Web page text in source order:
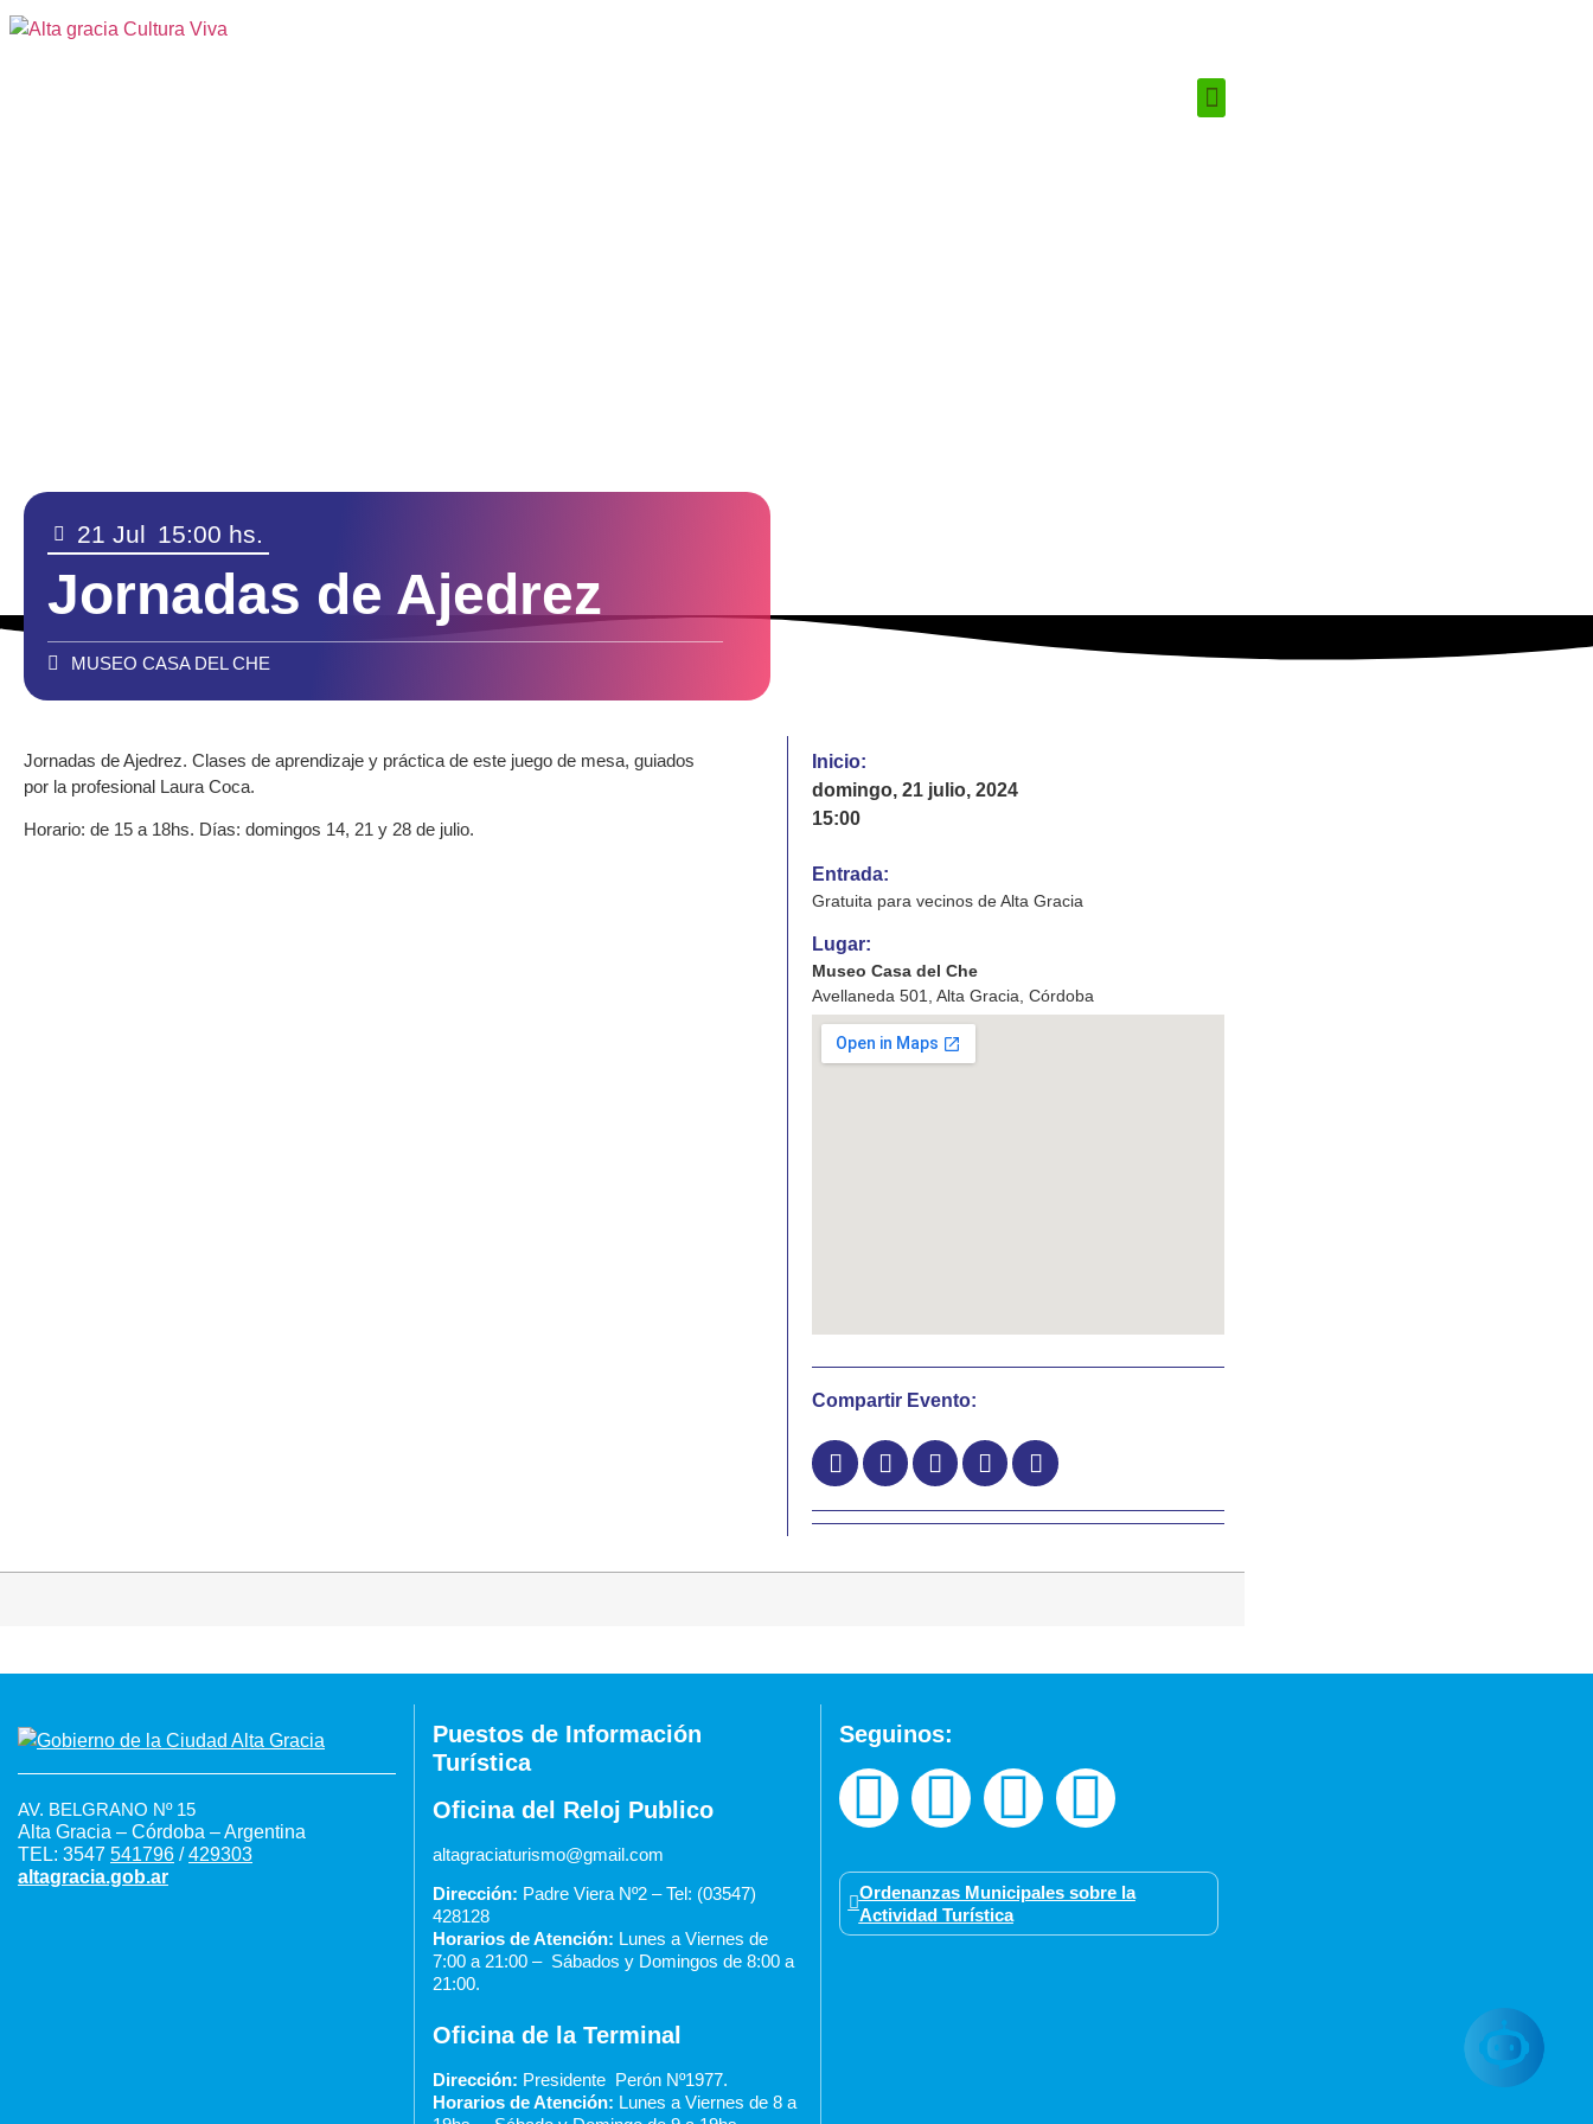
21 Jul 15:00 hs.
Jornadas de Ajedrez
MUSEO CASA DEL CHE
Jornadas de Ajedrez. Clases de aprendizaje y práctica de este juego de mesa, guiados
por la profesional Laura Coca.
Horario: de 15 a 18hs. Días: domingos 14, 21 y 28 de julio.
Inicio:
domingo, 21 julio, 2024
15:00
Entrada:
Gratuita para vecinos de Alta Gracia
Lugar:
Museo Casa del Che
Avellaneda 501, Alta Gracia, Córdoba
Compartir Evento:
AV. BELGRANO Nº 15
Alta Gracia – Córdoba – Argentina
TEL: 3547 541796 /429303
altagracia.gob.ar
Puestos de Información
Turística
Oficina del Reloj Publico
altagraciaturismo@gmail.com
Dirección: Padre Viera Nº2 – Tel: (03547)
428128
Horarios de Atención: Lunes a Viernes de
7:00 a 21:00 – Sábados y Domingos de 8:00 a
21:00.
Oficina de la Terminal
Dirección: Presidente Perón Nº1977.
Horarios de Atención: Lunes a Viernes de 8 a
Seguinos:
Ordenanzas Municipales sobre la
Actividad Turística